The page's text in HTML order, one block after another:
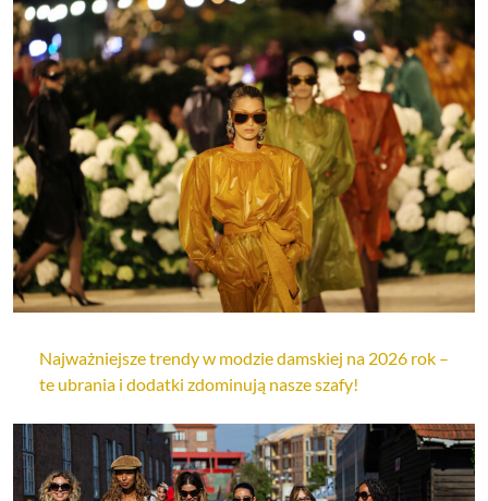
Najważniejsze trendy w modzie damskiej na 2026 rok –
te ubrania i dodatki zdominują nasze szafy!